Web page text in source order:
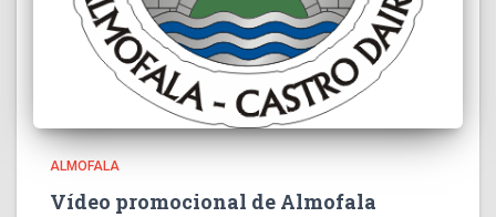
ALMOFALA
Vídeo promocional de Almofala